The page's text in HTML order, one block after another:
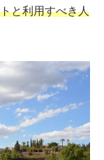
と利用すべき人